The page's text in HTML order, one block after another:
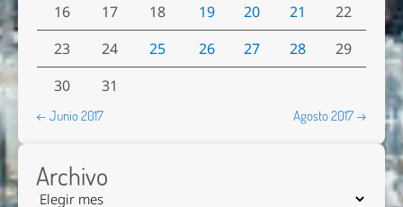
16
17 18 19 20 21
22
23
24 25 26 27 28
29
30
31
← Junio 2017 Agosto 2017 →
Archivo